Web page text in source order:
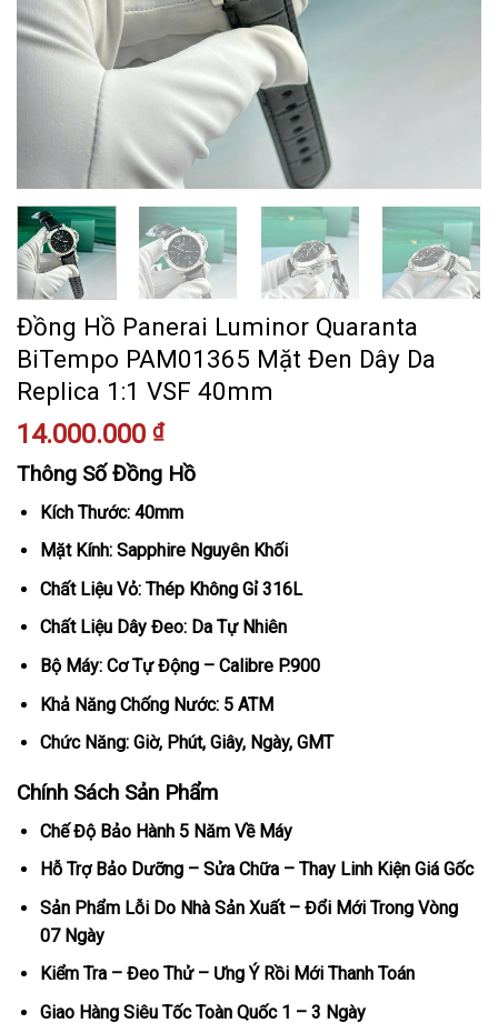
Đồng Hồ Panerai Luminor Quaranta
BiTempo PAM01365 Mặt Đen Dây Da
Replica 1:1 VSF 40mm
14.000.000 ₫
Thông Số Đồng Hồ
Kích Thước: 40mm
Mặt Kính: Sapphire Nguyên Khối
Chất Liệu Vỏ: Thép Không Gỉ 316L
Chất Liệu Dây Đeo: Da Tự Nhiên
Bộ Máy: Cơ Tự Động – Calibre P.900
Khả Năng Chống Nước: 5 ATM
Chức Năng: Giờ, Phút, Giây, Ngày, GMT
Chính Sách Sản Phẩm
Chế Độ Bảo Hành 5 Năm Về Máy
Hỗ Trợ Bảo Dưỡng – Sửa Chữa – Thay Linh Kiện Giá Gốc
Sản Phẩm Lỗi Do Nhà Sản Xuất – Đổi Mới Trong Vòng
07 Ngày
Kiểm Tra – Đeo Thử – Ưng Ý Rồi Mới Thanh Toán
Giao Hàng Siêu Tốc Toàn Quốc 1 – 3 Ngày